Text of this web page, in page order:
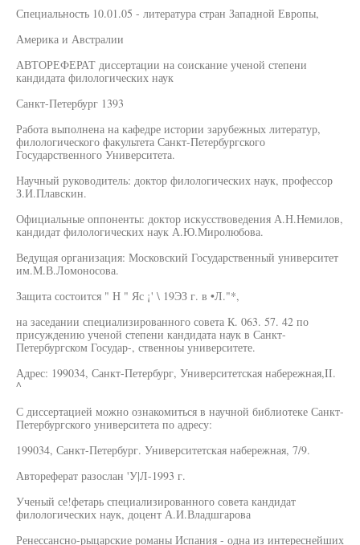
Специальность 10.01.05 - литература стран Западной Европы,
Америка и Австралии
АВТОРЕФЕРАТ диссертации на соискание ученой степени
кандидата филологических наук
Санкт-Петербург 1393
Работа выполнена на кафедре истории зарубежных литератур,
филологического факультета Санкт-Петербургского
Государственного Университета.
Научный руководитель: доктор филологических наук, профессор
З.И.Плавскин.
Официальные оппоненты: доктор искусствоведения А.Н.Немилов,
кандидат филологических наук А.Ю.Миролюбова.
Ведущая организация: Московский Государственный университет
им.М.В.Ломоносова.
Защита состоится " Н " Яс ¡' \ 19ЭЗ г. в •Л."*,
на заседании специализированного совета К. 063. 57. 42 по
присуждению ученой степени кандидата наук в Санкт-
Петербургском Государ-, ственноы университете.
Адрес: 199034, Санкт-Петербург, Университетская набережная,II.
^
С диссертацией можно ознакомиться в научной библиотеке Санкт-
Петербургского университета по адресу:
199034, Санкт-Петербург. Университетская набережная, 7/9.
Автореферат разослан 'У|Л-1993 г.
Ученый се!фетарь специализированного совета кандидат
филологических наук, доцент А.И.Владшгарова
Ренессансно-рыцарские романы Испания - одна из интереснейших